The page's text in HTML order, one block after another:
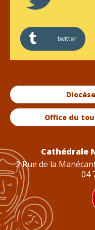
twitter
Office du
Cathédrale
2 Rue de la
04